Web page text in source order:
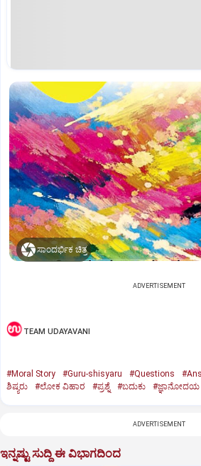
ಸಾಂದರ್ಭಿಕ ಚಿತ್ರ
ADVERTISEMENT
TEAM UDAYAVANI
#Moral Story #Guru-shisyaru #Questions
ಶಿಷ್ಯರು
#ಲೋಕ ವಿಹಾರ #ಪ್ರಶ್ನೆ #ಬದುಕು #ಜ್ಞಾನೋದಯ
ADVERTISEMENT
ಇನ್ನಷ್ಟು ಸುದ್ದಿ ಈ ವಿಭಾಗದಿಂದ